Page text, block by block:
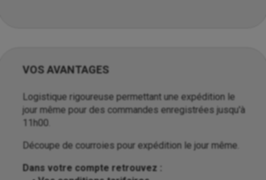
VOS AVANTAGES
Logistique rigoureuse permettant une expédition le
jour même pour des commandes enregistrées jusqu'à
11h00.
Découpe de courroies pour expédition le jour même.
Dans votre compte retrouvez :